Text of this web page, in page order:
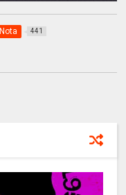
Nota 441